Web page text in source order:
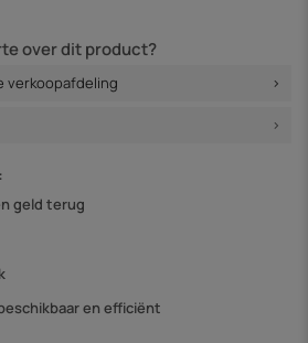
over dit product?
verkoopafdeling
geld terug
en efficiënt